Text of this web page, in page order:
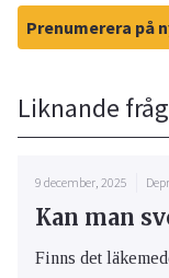
Prenumerera på
Liknande
9 december, 2025
Kan man
Finns det